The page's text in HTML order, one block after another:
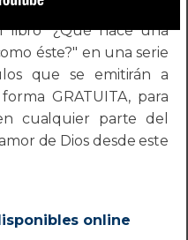
libro "¿Qué hace una
éste?" en una serie
que se emitirán a
GRATUITA, para
cualquier parte del
de Dios desde este
online